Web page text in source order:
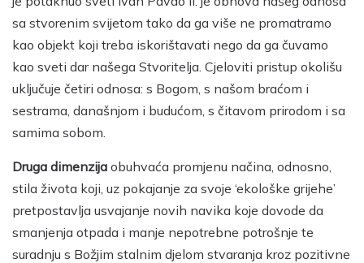
sa stvorenim svijetom tako da ga više ne promatramo
kao objekt koji treba iskorištavati nego da ga čuvamo
kao sveti dar našega Stvoritelja. Cjeloviti pristup okolišu
uključuje četiri odnosa: s Bogom, s našom braćom i
sestrama, današnjom i budućom, s čitavom prirodom i sa
samima sobom.
Druga dimenzija obuhvaća promjenu načina, odnosno,
stila života koji, uz pokajanje za svoje ‘ekološke grijehe’
pretpostavlja usvajanje novih navika koje dovode da
smanjenja otpada i manje nepotrebne potrošnje te
suradnju s Božjim stalnim djelom stvaranja kroz pozitivne